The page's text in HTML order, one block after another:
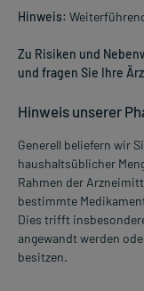
Hinweis:
Zu Risiken und
und fragen Sie Ihre
Hinweis unserer
Generell beliefern wir
haushaltsüblicher
Rahmen der
bestimmte
Dies trifft
angewandt werden
besitzen.